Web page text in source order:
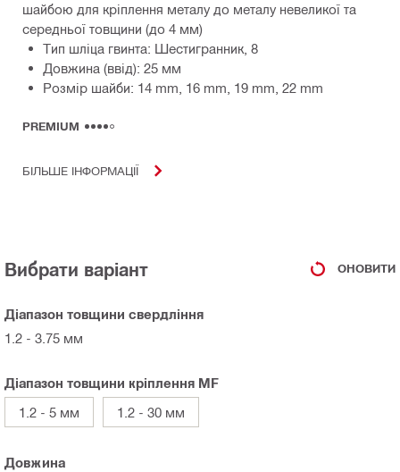
шайбою для кріплення металу до металу невеликої та
середньої товщини (до 4 мм)
Тип шліца гвинта: Шестигранник, 8
Довжина (ввід): 25 мм
Розмір шайби: 14 mm, 16 mm, 19 mm, 22 mm
PREMIUM
БІЛЬШЕ ІНФОРМАЦІЇ
Вибрати варіант ОНОВИТИ
Діапазон товщини свердління
1.2 - 3.75 мм
Діапазон товщини кріплення MF
1.2 - 5 мм
1.2 - 30 мм
Довжина